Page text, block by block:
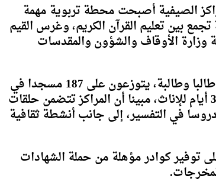
الصيفية أصبحت محطة تربوية مهمة
بين تعليم القرآن الكريم، وغرس القيم
وزارة الأوقاف والشؤون والمقدسات
وأضاف أن عدد المنتسبين للمراكز هذا العام بلغ نحو 7964 طالبا وطالبة، يتوزعون على 187 مسجدا في
مختلف مناطق المحافظة، بواقع 3 أيام أسبوعيا للذكور، و3 أيام للإناث، مبينا أن المراكز تتضمن حلقات
في التفسير، إلى جانب أنشطة ثقافية
توفير كوادر مؤهلة من حملة الشهادات